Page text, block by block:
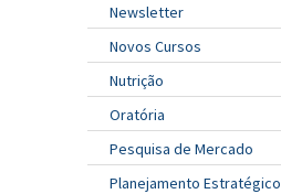
Newsletter
Novos Cursos
Nutrição
Oratória
Pesquisa de Mercado
Planejamento Estratégico